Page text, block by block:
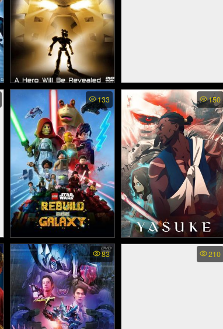
Bionicle 1: mask of light -
อภินิหารหน้ากากกู้พิภพ
(2003)
The Witcher Nightmare of
the Wolf - เดอะ วิทเชอร์
นักล่าจอมอสูร ตำนาน
หมาป่า (2021)
133
LEGO Star Wars Rebuild
the Galaxy พากย์ไทย
(2024)
150
Yasuke พากย์ไทย - ยาสึ
เกะ ซามูไรแอฟริกา (2021)
83 210